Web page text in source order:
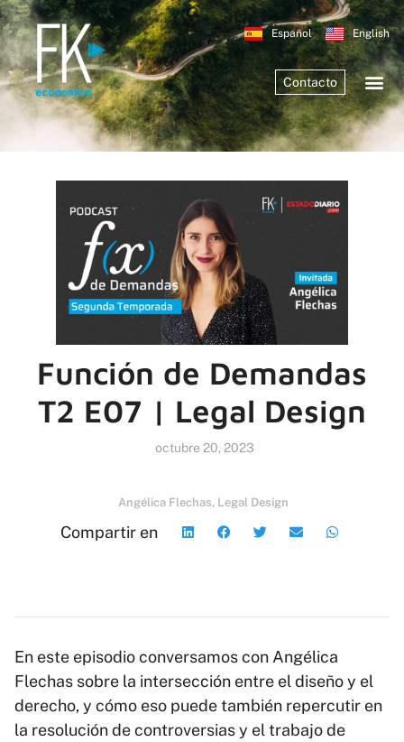
Español English
Contacto
Función de Demandas
T2 E07 | Legal Design
octubre 20, 2023
Angélica Flechas, Legal Design
Compartir en
En este episodio conversamos con Angélica
Flechas sobre la intersección entre el diseño y el
derecho, y cómo eso puede también repercutir en
la resolución de controversias y el trabajo de